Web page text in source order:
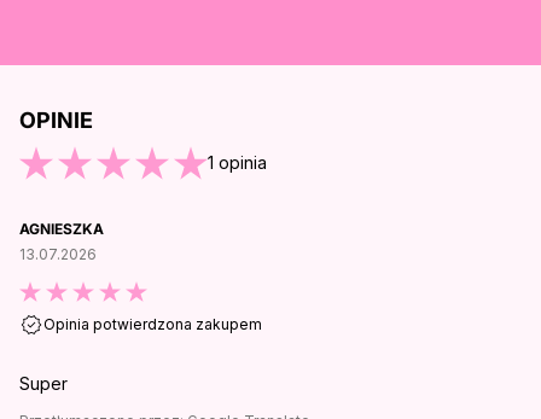
KOŃCA OPINII
OPINIE
1 opinia
AGNIESZKA
13.07.2026
Opinia potwierdzona zakupem
Super